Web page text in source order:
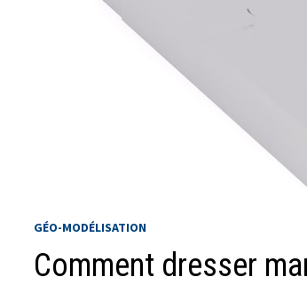
GÉO-MODÉLISATION
Comment dresser